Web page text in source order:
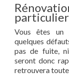
Vous êtes un
quelques
pas de fuite,
seront donc
retrouvera toute